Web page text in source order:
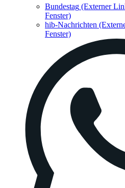
Bundestag (Externer
Fenster)
hib-Nachrichten
Fenster)